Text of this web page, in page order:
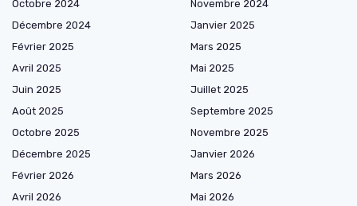
Octobre 2024
Novembre 2024
Décembre 2024
Janvier 2025
Février 2025
Mars 2025
Avril 2025
Mai 2025
Juin 2025
Juillet 2025
Août 2025
Septembre 2025
Octobre 2025
Novembre 2025
Décembre 2025
Janvier 2026
Février 2026
Mars 2026
Avril 2026
Mai 2026